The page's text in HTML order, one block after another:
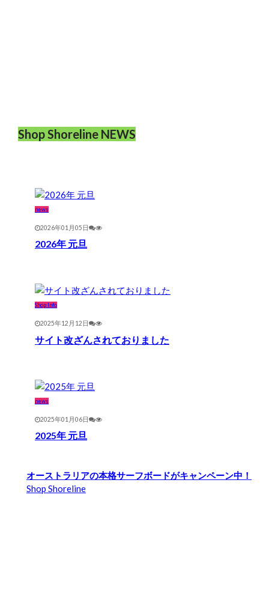
Shop Shoreline NEWS
news
2026年01月05日
2026年 元旦
Shop Info
2025年12月12日
サイト改ざんされておりました
news
2025年01月06日
2025年 元旦
オーストラリアの本格サーフボードがキャンペーン中！
Shop Shoreline